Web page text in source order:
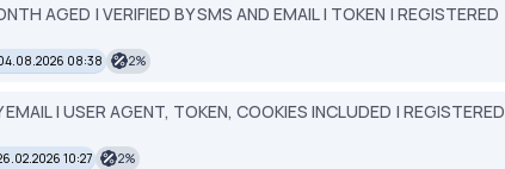
AGED | VERIFIED BY SMS AND EMAIL | TOKEN | REGISTERED
08:38 2%
| USER AGENT, TOKEN, COOKIES INCLUDED | REGISTERED
10:27 2%